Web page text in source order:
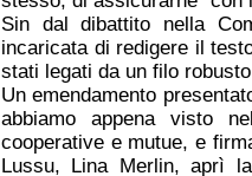
Sin dal dibattito nella
incaricata di redigere il
stati legati da un filo
Un emendamento
abbiamo appena visto
cooperative e mutue, e
Lussu, Lina Merlin, aprì